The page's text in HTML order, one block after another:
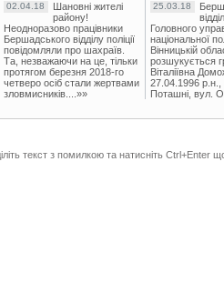
02.04.18
Шановні жителі
району!
Неодноразово працівники
Бершадського відділу поліції
повідомляли про шахраїв.
Та, незважаючи на це, тільки
протягом березня 2018-го
четверо осіб стали жертвами
зловмисників....»»
25.03.18
Головного
національної
Вінницькій
розшукується
Віталіївна
27.04.1996 р.н.,
Поташні, вул.
текст з помилкою та натисніть Ctrl+Enter